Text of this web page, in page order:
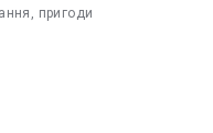
пригоди